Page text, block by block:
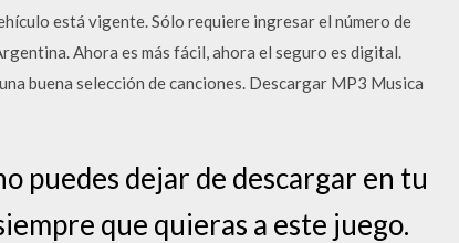
está vigente. Sólo requiere ingresar el número de
Ahora es más fácil, ahora el seguro es digital.
buena selección de canciones. Descargar MP3 Musica
puedes dejar de descargar en tu
que quieras a este juego.